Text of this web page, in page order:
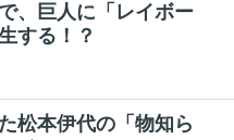
、巨人に「レイボー
する！？
松本伊代の「物知ら